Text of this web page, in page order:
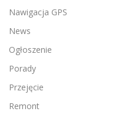
Nawigacja GPS
News
Ogłoszenie
Porady
Przejęcie
Remont